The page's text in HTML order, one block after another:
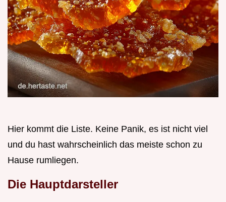
Hier kommt die Liste. Keine Panik, es ist nicht viel
und du hast wahrscheinlich das meiste schon zu
Hause rumliegen.
Die Hauptdarsteller